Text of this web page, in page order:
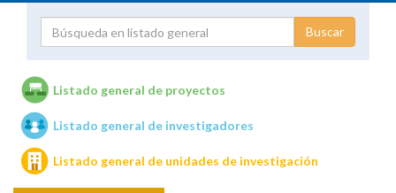
Unidades de investigación
Listado general de proyectos
Listado general de investigadores
Listado general de unidades de investigación